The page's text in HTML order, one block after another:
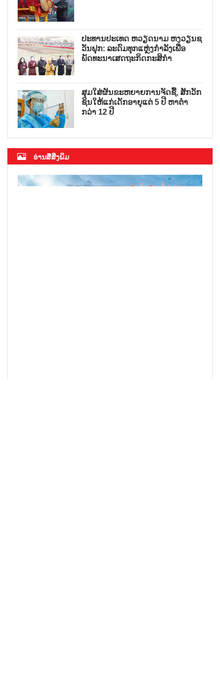
ປະທານປະເທດ ຫວຽດນາມ ຫງວຽນຊ
ວັນຟຸກ: ລະດົມທຸກແຫຼ່ງກຳລັງເພື່ອ
ພັດທະນາເສດຖະກິດກະສິກຳ
ສຸມໃສ່ຜັນຂະຫຍາຍການຈັດຊື້, ສັກວັກ
ຊິນໃຫ້ແກ່ເດັກອາຍຸແຕ່ 5 ປີ ຫາຕ່ຳ
ກວ່າ 12 ປີ
ອ່ານສື່ສິ່ງພິມ